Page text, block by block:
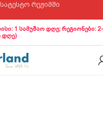
რეჟიმში
1 სამუშაო დღე; რეგიონები: 2-
დღე)